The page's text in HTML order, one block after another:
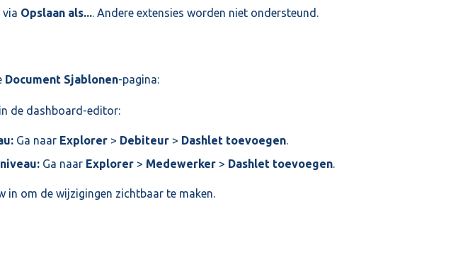
via Opslaan als.... Andere extensies worden niet ondersteund.
Document Sjablonen-pagina:
de dashboard-editor:
Ga naar Explorer> Debiteur> Dashlet toevoegen.
Ga naar Explorer> Medewerker> Dashlet toevoegen.
in om de wijzigingen zichtbaar te maken.